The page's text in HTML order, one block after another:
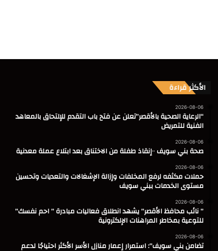
الأكثر قراءة
2026-08-06
“الرعاية الصحية بالأقصر”تعلن عن فتح باب التقدم للإلتحاق بالمعاهد
الفنية للتمريض
2026-08-06
صحة بني سويف ٠٠إنقاذ طفلة من الاختناق بعد ابتلاع عملة معدنية
2026-08-06
حملات مكثفه لرفع المخلفات وإزالة الإشغالات والتعديات وتحسين
مستوى الخدمات ببني سويف
2026-08-06
” نائب محافظ الأقصر” يشهد انطلاق فعاليات مبادرة ” احم نفسك”
للتوعية بمخاطر المراهنات الإلكترونية
2026-08-06
تضامن بني سويف”: استمرار إعمار منازل الأسر الأكثر احتياجًا لدعم